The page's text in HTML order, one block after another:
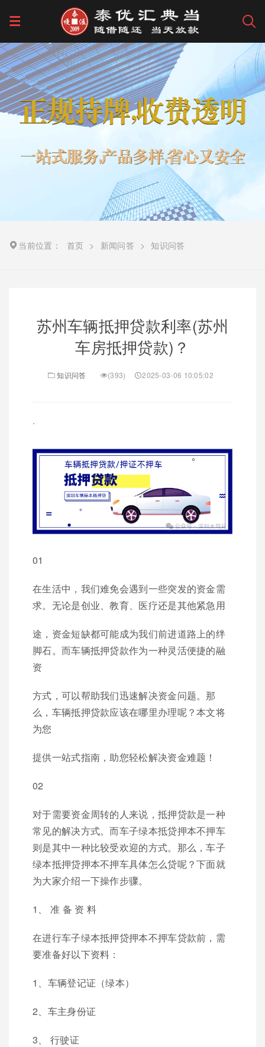
当前位置： 首页 > 新闻问答 > 知识问答
苏州车辆抵押贷款利率(苏州
车房抵押贷款)？
知识问答 (393) 2025-03-06 10:05:02
·
01
在生活中，我们难免会遇到一些突发的资金需
求。无论是创业、教育、医疗还是其他紧急用
途，资金短缺都可能成为我们前进道路上的绊
脚石。而车辆抵押贷款作为一种灵活便捷的融
资
方式，可以帮助我们迅速解决资金问题。那
么，车辆抵押贷款应该在哪里办理呢？本文将
为您
提供一站式指南，助您轻松解决资金难题！
02
对于需要资金周转的人来说，抵押贷款是一种
常见的解决方式。而车子绿本抵贷押本不押车
则是其中一种比较受欢迎的方式。那么，车子
绿本抵押贷押本不押车具体怎么贷呢？下面就
为大家介绍一下操作步骤。
1、 准 备 资 料
在进行车子绿本抵押贷押本不押车贷款前，需
要准备好以下资料：
1、车辆登记证（绿本）
2、车主身份证
3、 行驶证